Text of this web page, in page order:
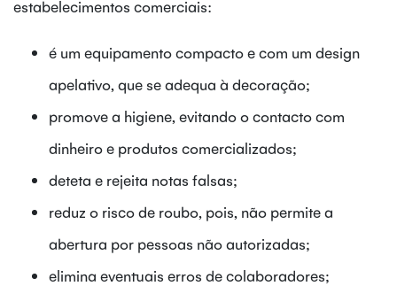
estabelecimentos comerciais:
é um equipamento compacto e com um design
apelativo, que se adequa à decoração;
promove a higiene, evitando o contacto com
dinheiro e produtos comercializados;
deteta e rejeita notas falsas;
reduz o risco de roubo, pois, não permite a
abertura por pessoas não autorizadas;
elimina eventuais erros de colaboradores;